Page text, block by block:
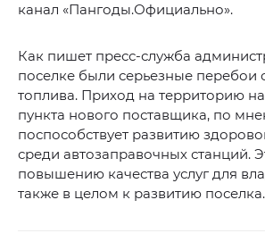
канал «Пангоды.Официально».
Как пишет пресс-служба
поселке были серьезные перебои
топлива. Приход на территорию
пункта нового поставщика, по
поспособствует развитию
среди автозаправочных станций.
повышению качества услуг для
также в целом к развитию поселка.